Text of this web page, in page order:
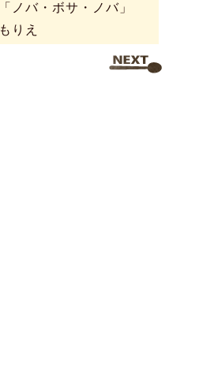
「ノバ・ボサ・ノバ」
もりえ